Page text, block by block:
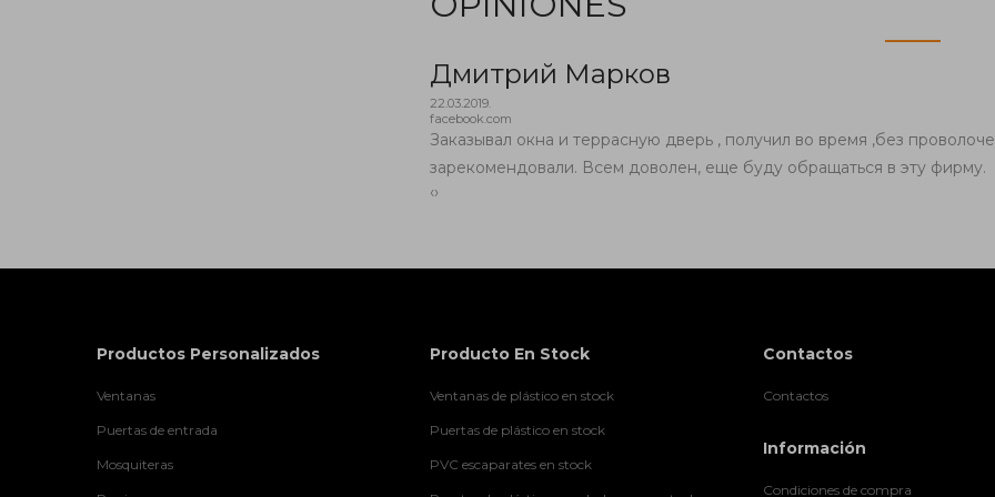
Дмитрий Марков
22.03.2019.
facebook.com
Заказывал окна и террасную дверь , получил во время ,без
зарекомендовали. Всем доволен, еще буду обращаться в эту фирму.
‹›
Productos Personalizados
Ventanas
Puertas de entrada
Mosquiteras
Producto En Stock
Ventanas de plástico en stock
Puertas de plástico en stock
PVC escaparates en stock
Contactos
Contactos
Información
Condiciones de compra